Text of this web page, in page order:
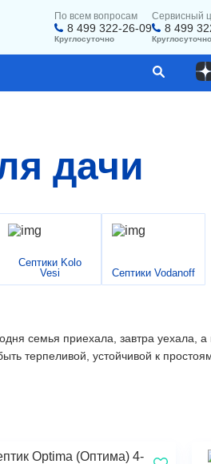
По всем вопросам
8 499 322-26-09
Круглосуточно
Сервисный
8 499
Круглосуточно
дачи
Септики Kolo
Vesi
Септики Vodanoff
семья приехала, завтра уехала, а
терпеливой, устойчивой к